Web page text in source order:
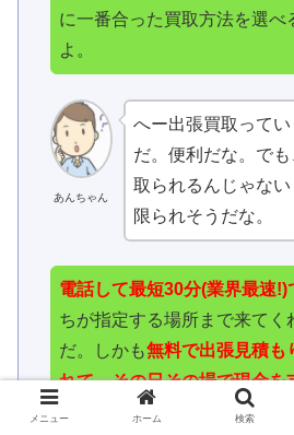
に一番合った買取方法を選べ
よ。
あんちゃん
へー出張買取って
だ。便利だな。で
取られるんじゃな
限られそうだな。
電話して最短30分(業界最速!)
ちが指定する場所まで来てく
だ。しかも無料で出張見積も
れて、その日その場で現金を
のさ。それに出張エリ
メニュー ホーム 検索